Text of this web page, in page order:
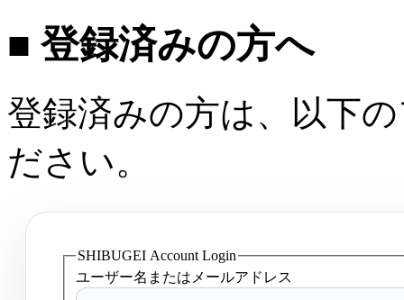
■ 登録済みの方へ
登録済みの方は、以下
ださい。
SHIBUGEI Account Login
ユーザー名またはメールアドレス